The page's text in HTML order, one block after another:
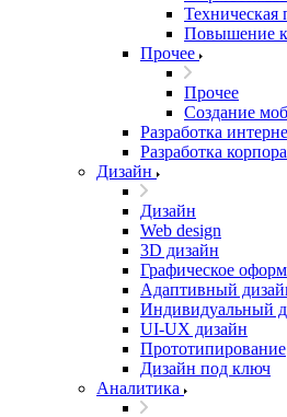
Техническая
Повышение
Прочее
Прочее
Создание
Разработка
Разработка
Дизайн
Дизайн
Web design
3D дизайн
Графическое
Адаптивный
Индивидуальный
UI‑UX дизайн
Прототипирование
Дизайн под ключ
Аналитика